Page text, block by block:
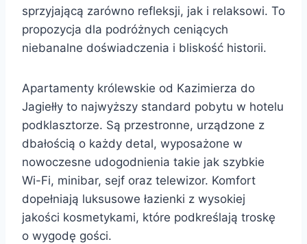
sprzyjającą zarówno refleksji, jak i relaksowi. To
propozycja dla podróżnych ceniących
niebanalne doświadczenia i bliskość historii.
Apartamenty królewskie od Kazimierza do
Jagiełły to najwyższy standard pobytu w hotelu
podklasztorze. Są przestronne, urządzone z
dbałością o każdy detal, wyposażone w
nowoczesne udogodnienia takie jak szybkie
Wi-Fi, minibar, sejf oraz telewizor. Komfort
dopełniają luksusowe łazienki z wysokiej
jakości kosmetykami, które podkreślają troskę
o wygodę gości.